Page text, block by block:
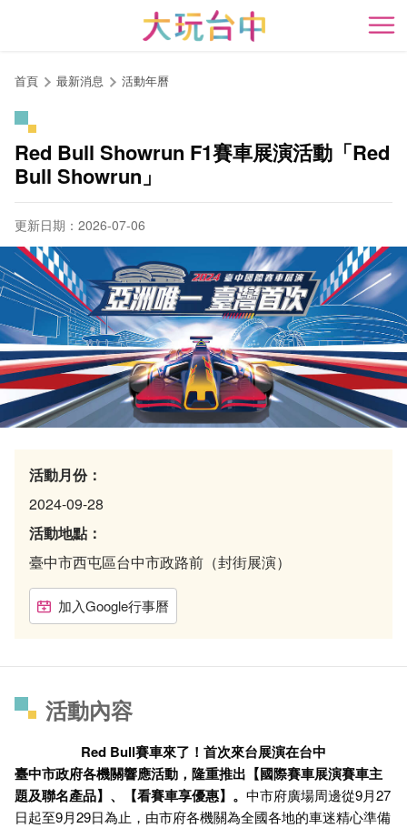
開
首頁 最新消息 活動年曆
Red Bull Showrun F1賽車展演活動「Red
Bull Showrun」
更新日期：2026-07-06
活動月份：
2024-09-28
活動地點：
臺中市西屯區台中市政路前（封街展演）
加入Google行事曆
活動內容
Red Bull賽車來了！首次來台展演在台中
臺中市政府各機關響應活動，隆重推出【國際賽車展演賽車主
題及聯名產品】、【看賽車享優惠】。 中市府廣場周邊從9月27
日起至9月29日為止，由市府各機關為全國各地的車迷精心準備